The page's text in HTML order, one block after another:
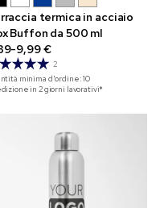
termica in acciaio
Buffon da 500 ml
9,99 €
2
minima d'ordine:10
in 2 giorni lavorativi*